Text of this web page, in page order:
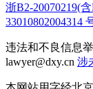
浙B2-20070219(
33010802004314
违法和不良信息
lawyer@dxy.cn 涉